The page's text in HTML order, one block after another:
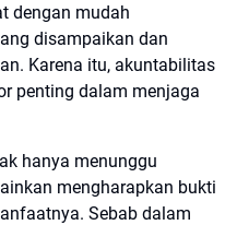
dengan mudah
disampaikan dan
Karena itu, akuntabilitas
penting dalam menjaga
hanya menunggu
mengharapkan bukti
Sebab dalam